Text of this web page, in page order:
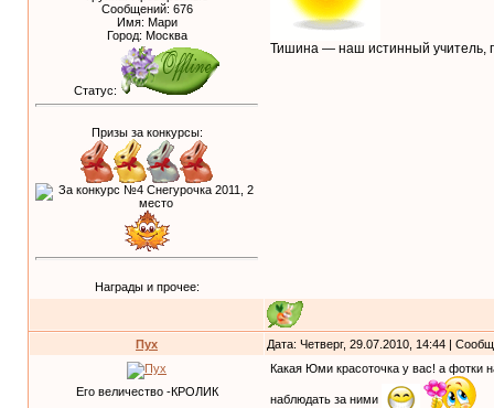
Сообщений: 676
Имя: Мари
Город: Москва
Статус:
Призы за конкурсы:
Награды и прочее:
Тишина — наш истинный учитель,
Пух Дата: Четверг, 29.07.2010, 14:44 |
Его величество -КРОЛИК
Какая Юми красоточка у вас! а фотки
наблюдать за ними